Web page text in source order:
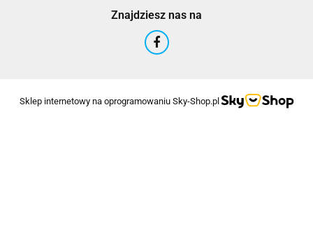
Znajdziesz nas na
Sklep internetowy na oprogramowaniu Sky-Shop.pl